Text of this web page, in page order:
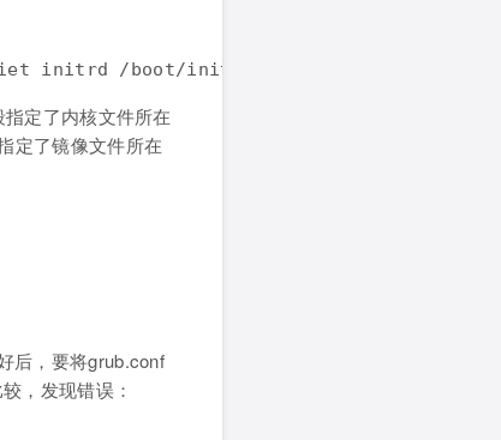
initrd /boot/initrd-2.6.18-1.2798.fc6.img
指定了内核文件所在
定了镜像文件所在
后，要将grub.conf
，发现错误：